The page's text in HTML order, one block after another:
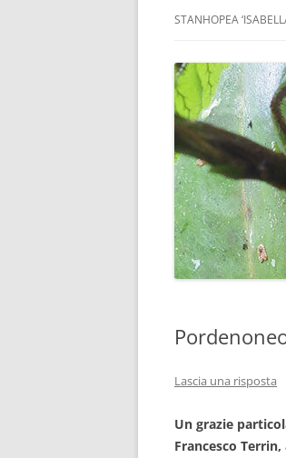
LA SERRA DI GUIDO
STANHOPEA
Lascia una risposta
Un grazie
Francesco